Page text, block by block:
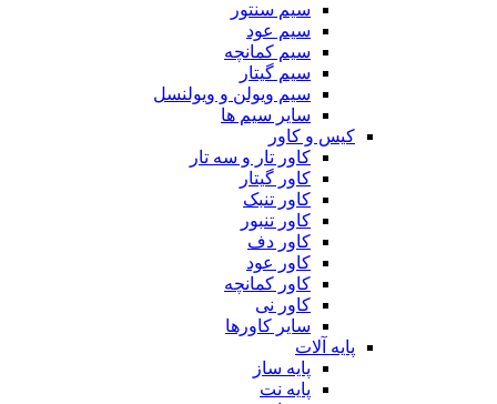
سیم سنتور
سیم عود
سیم کمانچه
سیم گیتار
سیم ویولن و ویولنسل
سایر سیم ها
کیس و کاور
کاور تار و سه تار
کاور گیتار
کاور تنبک
کاور تنبور
کاور دف
کاور عود
کاور کمانچه
کاور نی
سایر کاورها
پایه آلات
پایه ساز
پایه نت